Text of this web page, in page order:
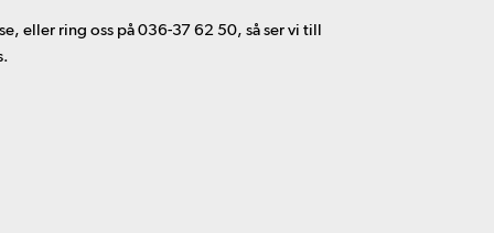
eller ring oss på 036-37 62 50, så ser vi till